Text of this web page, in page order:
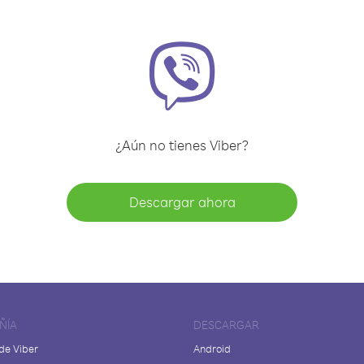
¿Aún no tienes Viber?
Descargar ahora
Viber
DESCARGAR
Android